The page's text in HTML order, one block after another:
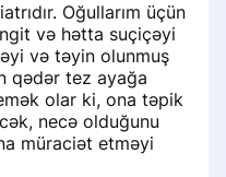
Oğullarım üçün
və hətta suçiçəyi
və təyin olunmuş
qədər tez ayağa
olar ki, ona təpik
necə olduğunu
müraciət etməyi